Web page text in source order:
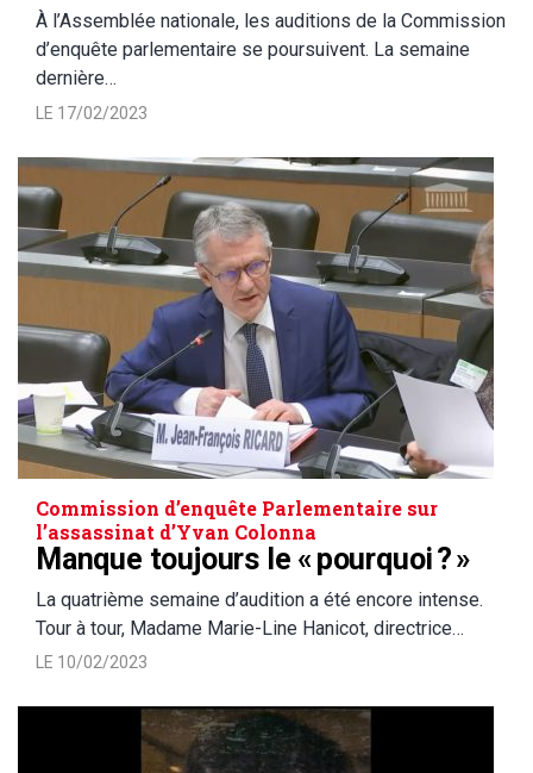
À l’Assemblée nationale, les auditions de la Commission
d’enquête parlementaire se poursuivent. La semaine
dernière…
LE 17/02/2023
Commission d’enquête Parlementaire sur
l’assassinat d’Yvan Colonna
Manque toujours le « pourquoi ? »
La quatrième semaine d’audition a été encore intense.
Tour à tour, Madame Marie-Line Hanicot, directrice…
LE 10/02/2023